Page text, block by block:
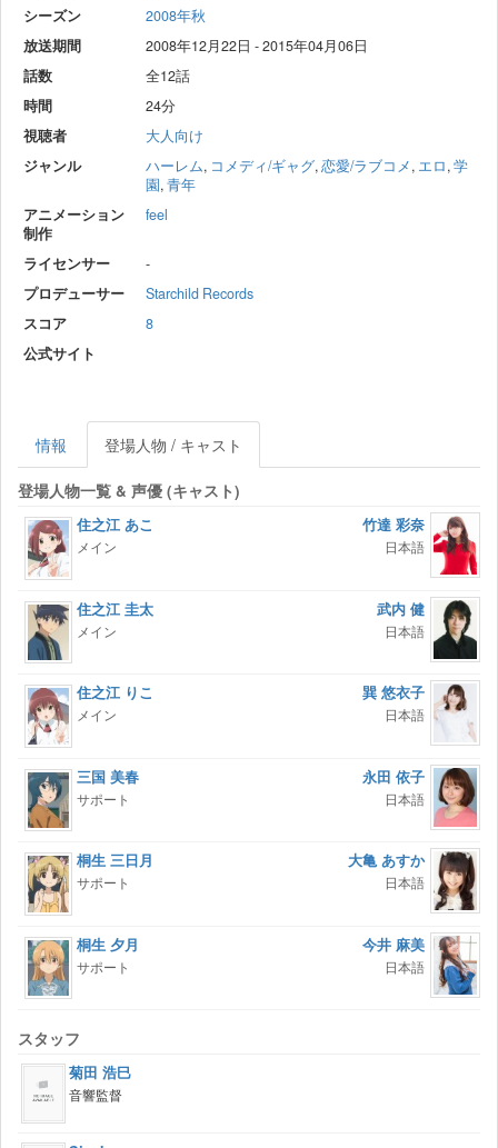
シーズン
2008年秋
放送期間
2008年12月22日 - 2015年04月06日
話数
全12話
時間
24分
視聴者
大人向け
ジャンル
ハーレム, コメディ/ギャグ,恋愛/ラブコメ, エロ,学
園,青年
アニメーション
制作
feel
ライセンサー
-
プロデューサー
Starchild Records
スコア
8
公式サイト
情報 登場人物 / キャスト
登場人物一覧 & 声優 (キャスト)
住之江 あこ
メイン
竹達 彩奈
日本語
住之江 圭太
メイン
武内 健
日本語
住之江 りこ
メイン
巽 悠衣子
日本語
三国 美春
サポート
永田 依子
日本語
桐生 三日月
サポート
大亀 あすか
日本語
桐生 夕月
サポート
今井 麻美
日本語
スタッフ
菊田 浩巳
音響監督